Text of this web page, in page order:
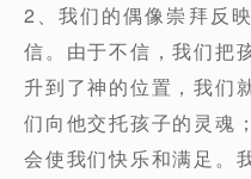
2、我们的偶像崇拜反
信。由于不信，我们把
升到了神的位置，我们
们向他交托孩子的灵魂
会使我们快乐和满足。